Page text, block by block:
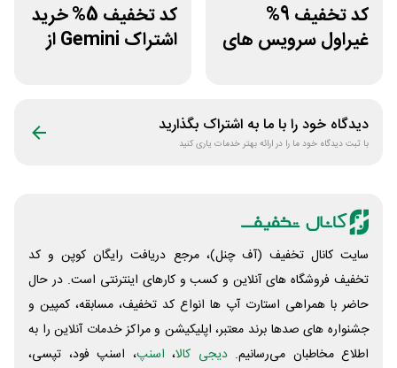
کد تخفیف 9%
غیراول سرویس های
کد تخفیف 5% خرید
اشتراک Gemini از
دیدگاه خود را با ما به اشتراک بگذارید
با ثبت دیدگاه خود ما را در ارائه بهتر خدمات یاری کنید
سایت کانال تخفیف (آف چنل)، مرجع دریافت رایگان کوپن و کد
تخفیف فروشگاه های آنلاین و کسب و‌ کارهای اینترنتی است. در حال
حاضر با همراهی استارت آپ ها انواع کد تخفیف، مسابقه، کمپین و
جشنواره های صدها برند معتبر، اپلیکیشن و مراکز خدمات آنلاین را به
اطلاع مخاطبان می‌رسانیم. دیجی کالا، اسنپ، اسنپ فود، تپسی،